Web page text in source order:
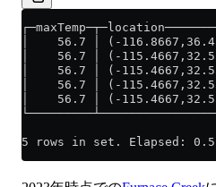
│    56.7 │ (-
│    56.7 │ (-
│    56.7 │ (-
│    56.7 │ (-
│    56.7 │ (-
5 rows in set. Elapsed: